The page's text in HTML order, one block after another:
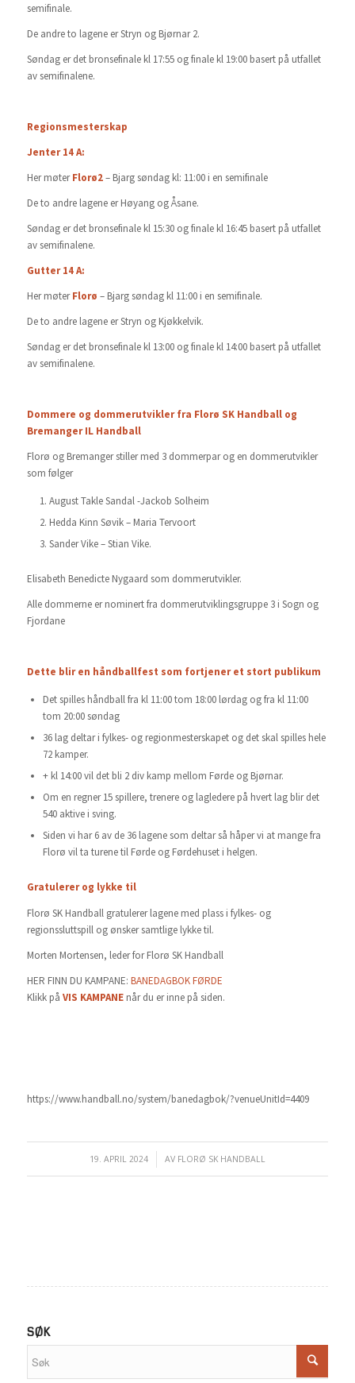
semifinale.
De andre to lagene er Stryn og Bjørnar 2.
Søndag er det bronsefinale kl 17:55 og finale kl 19:00 basert på utfallet
av semifinalene.
Regionsmesterskap
Jenter 14 A:
Her møterFlorø2– Bjarg søndag kl: 11:00 i en semifinale
De to andre lagene er Høyang og Åsane.
Søndag er det bronsefinale kl 15:30 og finale kl 16:45 basert på utfallet
av semifinalene.
Gutter 14 A:
Her møterFlorø – Bjarg søndag kl 11:00 i en semifinale.
De to andre lagene er Stryn og Kjøkkelvik.
Søndag er det bronsefinale kl 13:00 og finale kl 14:00 basert på utfallet
av semifinalene.
Dommere og dommerutvikler fra Florø SK Handball og
Bremanger IL Handball
Florø og Bremanger stiller med 3 dommerpar og en dommerutvikler
som følger
August Takle Sandal -Jackob Solheim
Hedda Kinn Søvik – Maria Tervoort
Sander Vike – Stian Vike.
Elisabeth Benedicte Nygaard som dommerutvikler.
Alle dommerne er nominert fra dommerutviklingsgruppe 3 i Sogn og
Fjordane
Dette blir en håndballfest som fortjener et stort publikum
Det spilles håndball fra kl 11:00 tom 18:00 lørdag og fra kl 11:00
tom 20:00 søndag
36 lag deltar i fylkes- og regionmesterskapet og det skal spilles hele
72 kamper.
+ kl 14:00 vil det bli 2 div kamp mellom Førde og Bjørnar.
Om en regner 15 spillere, trenere og lagledere på hvert lag blir det
540 aktive i sving.
Siden vi har 6 av de 36 lagene som deltar så håper vi at mange fra
Florø vil ta turene til Førde og Førdehuset i helgen.
Gratulerer og lykke til
Florø SK Handball gratulerer lagene med plass i fylkes- og
regionssluttspill og ønsker samtlige lykke til.
Morten Mortensen, leder for Florø SK Handball
HER FINN DU KAMPANE: BANEDAGBOK FØRDE
Klikk på VIS KAMPANEnår du er inne på siden.
https://www.handball.no/system/banedagbok/?venueUnitId=4409
19. APRIL 2024
/ AV FLORØ SK HANDBALL
SØK